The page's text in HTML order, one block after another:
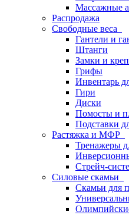
Массажные
Распродажа
Свободные веса
Гантели и
Штанги
Замки и
Грифы
Инвентарь
Гири
Диски
Помосты и
Подставки
Растяжка и МФР
Тренажеры
Стрейч-
Силовые скамьи
Скамьи для